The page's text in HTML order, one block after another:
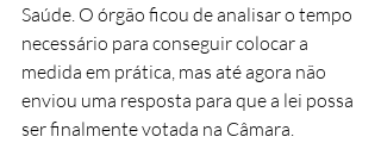
Saúde. O órgão ficou de analisar o tempo
necessário para conseguir colocar a
medida em prática, mas até agora não
enviou uma resposta para que a lei possa
ser finalmente votada na Câmara.